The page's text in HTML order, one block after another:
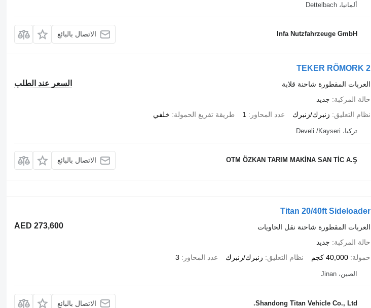
ألمانيا، Dettelbach
Infa Nutzfahrzeuge GmbH الاتصال بالبائع
2 TEKER RÖMORK
السعر عند الطلب
العربات المقطورة شاحنة قلابة
حالة المركبة
جديد
نظام التعليق
زنبرك/زنبرك عدد المحاور 1 طريقة تفريغ الحمولة خلفي
تركيا، Develi /Kayseri
OTM ÖZKAN TARIM MAKİNA SAN TİC A.Ş الاتصال بالبائع
Titan 20/40ft Sideloader
AED 273,600
العربات المقطورة شاحنة نقل الحاويات
حالة المركبة
جديد
حمولة 40,000 كجم نظام التعليق زنبرك/زنبرك عدد المحاور 3
الصين، Jinan
Shandong Titan Vehicle Co., Ltd. الاتصال بالبائع